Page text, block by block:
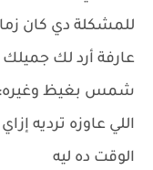
للمشكلة دي كان
عارفة أرد لك جميلك
شمس بغيظ وغيره:
اللي عاوزه ترديه
الوقت ده ليه